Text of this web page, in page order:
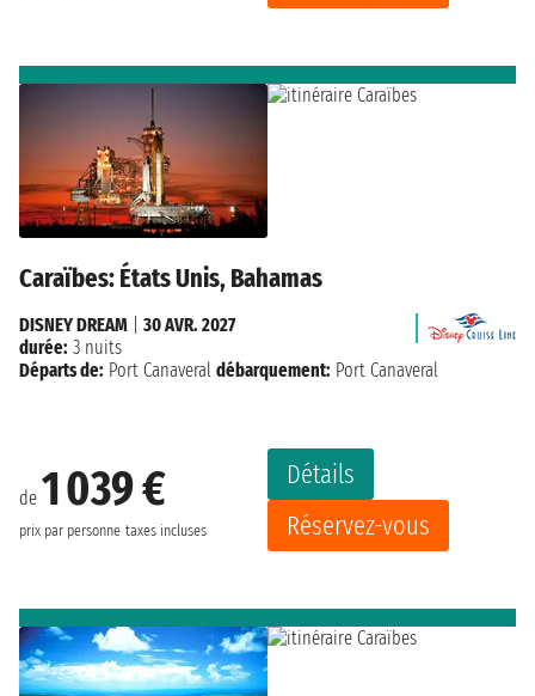
Caraïbes: États Unis, Bahamas
de 1 039 €
prix par personne taxes incluses
Détails
Réservez-vous
DISNEY DREAM
30 AVR. 2027
durée: 3 nuits
Départs de: Port Canaveral débarquement: Port Canaveral